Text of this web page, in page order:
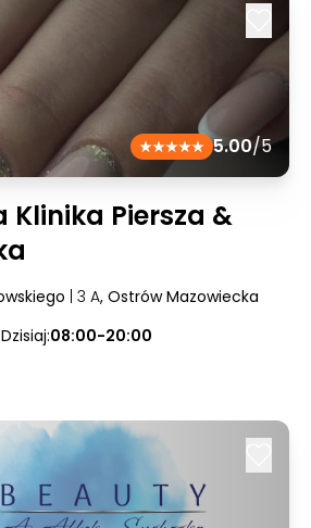
5.00/5
Klinika Piersza &
| 3 A, Ostrów Mazowiecka
Dzisiaj:08:00-20:00